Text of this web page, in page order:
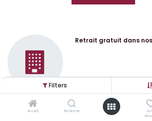
Filters
Accueil Recherche
Retrait gratuit dans
Livraison gratuite à